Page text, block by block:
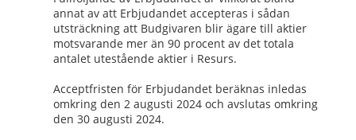
annat av att Erbjudandet accepteras i sådan
utsträckning att Budgivaren blir ägare till aktier
motsvarande mer än 90 procent av det totala
antalet utestående aktier i Resurs.
Acceptfristen för Erbjudandet beräknas inledas
omkring den 2 augusti 2024 och avslutas omkring
den 30 augusti 2024.